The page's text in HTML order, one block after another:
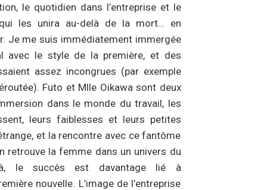
le quotidien dans l’entreprise et le
les unira au-delà de la mort… en
Je me suis immédiatement immergée
avec le style de la première, et des
assez incongrues (par exemple
Futo et Mlle Oikawa sont deux
dans le monde du travail, les
leurs faiblesses et leurs petites
et la rencontre avec ce fantôme
retrouve la femme dans un univers du
le succès est davantage lié à
nouvelle. L’image de l’entreprise